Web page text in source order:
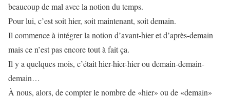
beaucoup de mal avec la notion du temps.
Pour lui, c’est soit hier, soit maintenant, soit demain.
Il commence à intégrer la notion d’avant-hier et d’après-demain
mais ce n’est pas encore tout à fait ça.
Il y a quelques mois, c’était hier-hier-hier ou demain-demain-
demain…
À nous, alors, de compter le nombre de «hier» ou de «demain»